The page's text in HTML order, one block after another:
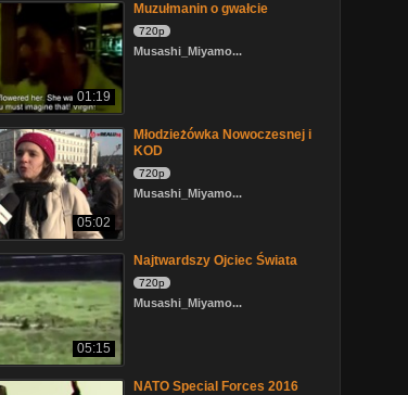
01:19
Muzułmanin o gwałcie
720p
Musashi_Miyamo...
05:02
Młodzieżówka Nowoczesnej i
KOD
720p
Musashi_Miyamo...
05:15
Najtwardszy Ojciec Świata
720p
Musashi_Miyamo...
NATO Special Forces 2016